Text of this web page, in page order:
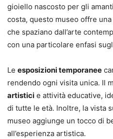
gioiello nascosto per gli
costa, questo museo offre
che spaziano dall’arte
con una particolare enfasi
Le esposizioni temporanee
rendendo ogni visita unica. Il
artistici e attività educative,
di tutte le età. Inoltre, la vista
museo aggiunge un tocco di
all’esperienza artistica.